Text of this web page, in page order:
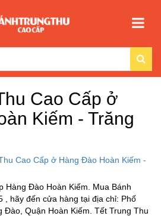
Cao Cấp ở
Kiếm - Trăng
Cao Cấp ở Hàng Đào Hoàn Kiếm -
Hàng Đào Hoàn Kiếm. Mua Bánh
, hãy đến cửa hàng tại địa chỉ: Phố
Đào, Quận Hoàn Kiếm. Tết Trung Thu